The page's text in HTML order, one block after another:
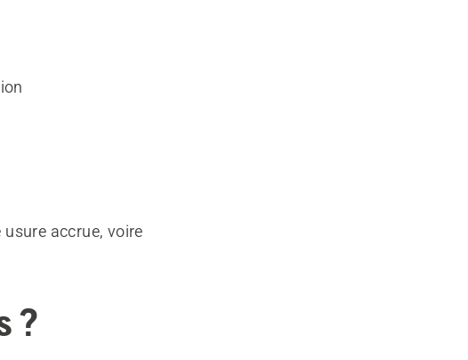
accrue, voire
?